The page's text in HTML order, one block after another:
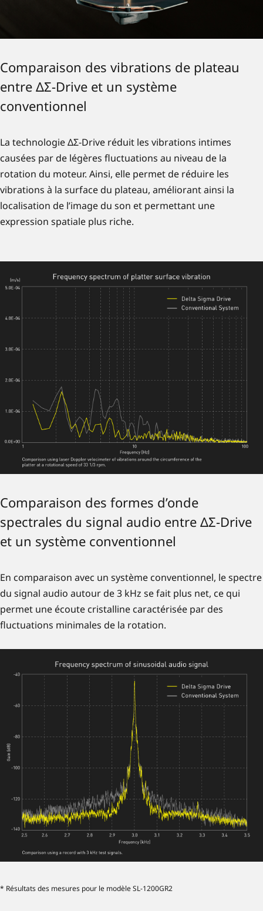
Comparaison des vibrations de plateau
entre ΔΣ-Drive et un système
conventionnel
La technologie ΔΣ-Drive réduit les vibrations intimes
causées par de légères fluctuations au niveau de la
rotation du moteur. Ainsi, elle permet de réduire les
vibrations à la surface du plateau, améliorant ainsi la
localisation de l’image du son et permettant une
expression spatiale plus riche.
Comparaison des formes d’onde
spectrales du signal audio entre ΔΣ-Drive
et un système conventionnel
En comparaison avec un système conventionnel, le spectre
du signal audio autour de 3 kHz se fait plus net, ce qui
permet une écoute cristalline caractérisée par des
fluctuations minimales de la rotation.
* Résultats des mesures pour le modèle SL-1200GR2